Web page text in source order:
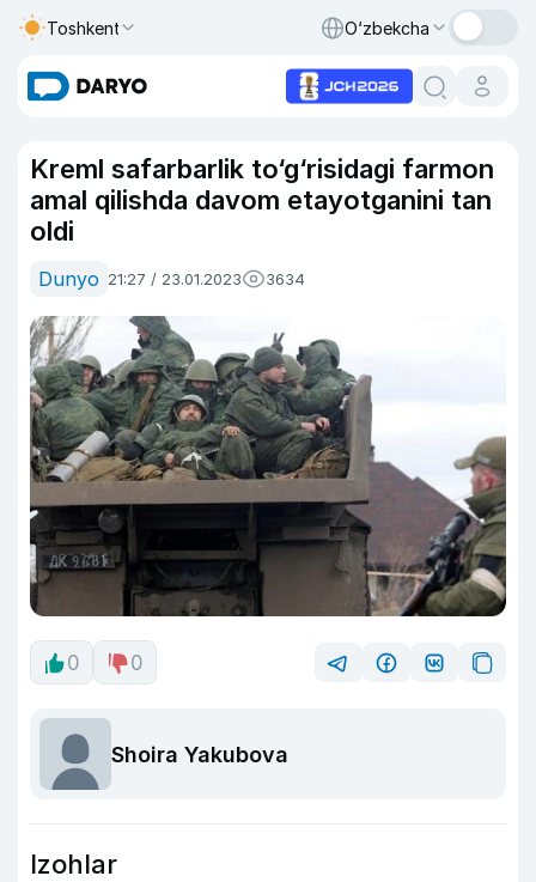
Toshkent O‘zbekcha
Kreml safarbarlik to‘g‘risidagi farmon
amal qilishda davom etayotganini tan
oldi
Dunyo 21:27 / 23.01.2023 3634
0 0
Shoira Yakubova
Izohlar